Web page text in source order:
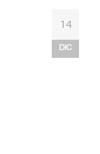
14
DIC